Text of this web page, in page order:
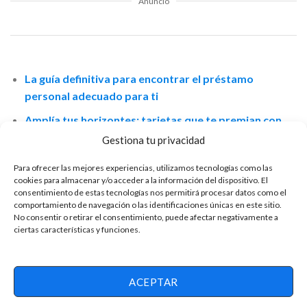
Gestiona tu privacidad
Para ofrecer las mejores experiencias, utilizamos tecnologías como las
cookies para almacenar y/o acceder a la información del dispositivo. El
consentimiento de estas tecnologías nos permitirá procesar datos como el
comportamiento de navegación o las identificaciones únicas en este sitio.
No consentir o retirar el consentimiento, puede afectar negativamente a
ciertas características y funciones.
ACEPTAR
La guía definitiva para encontrar el préstamo
personal adecuado para ti
Amplía tus horizontes: tarjetas que te premian con
viajes y dinero de vuelta
Para solicitar un préstamo, solo debes cumplir con tres
requisitos esenciales: tener un historial crediticio sólido,
presentar comprobantes de ingresos recientes y contar con
una cuenta bancaria a tu nombre. Evaluaremos tu puntualidad
en compromisos financieros anteriores y tu experiencia
empleado o empresario, te solicitaremos recibos de nómina o
estados de cuenta bancarios para verificar tus ingresos.